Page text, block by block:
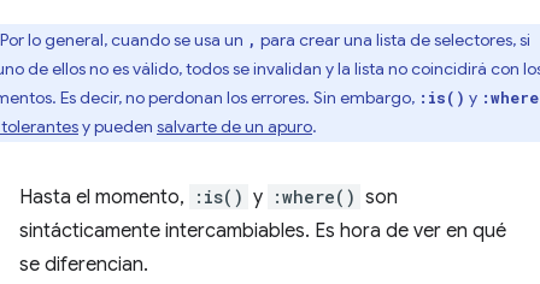
Por lo general, cuando se usa un , para crear una lista de selectores, si
de ellos no es válido, todos se invalidan y la lista no coincidirá con
Es decir, no perdonan los errores. Sin embargo, :is() y
y pueden salvarte de un apuro.
Hasta el momento, :is() y :where() son
sintácticamente intercambiables. Es hora de ver en qué
se diferencian.